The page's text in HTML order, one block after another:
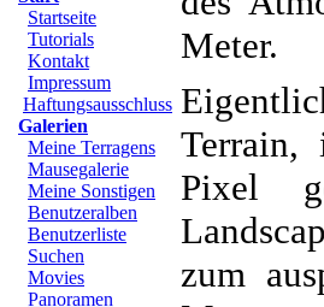
Startseite
Tutorials
Kontakt
Impressum
Haftungsausschluss
Galerien
Meine Terragens
Mausegalerie
Meine Sonstigen
Benutzeralben
Benutzerliste
Suchen
Movies
Panoramen
Meter.
Terrain,
Pixel
zum